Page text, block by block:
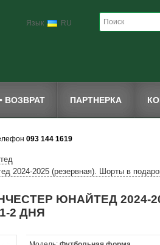
Язык RU
ВОЗВРАТ ПАРТНЕРКА
093 144 1619
2024-2025 (резервная). Шорты в
ЮНАЙТЕД 2024-
2 ДНЯ